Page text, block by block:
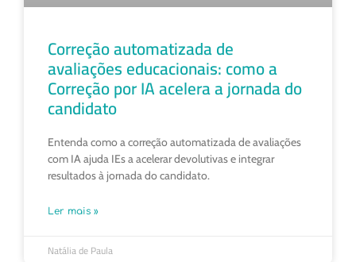
Correção automatizada de
avaliações educacionais: como a
Correção por IA acelera a jornada do
candidato
Entenda como a correção automatizada de avaliações
com IA ajuda IEs a acelerar devolutivas e integrar
resultados à jornada do candidato.
Ler mais »
Natália de Paula